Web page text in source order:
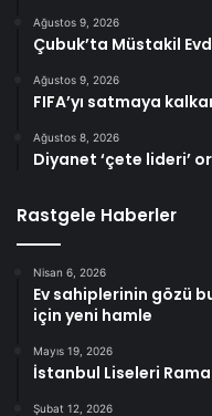
Ağustos 9, 2026
Çubuk’ta Müstakil
Ağustos 9, 2026
FIFA’yı satmaya
Ağustos 8, 2026
Diyanet ‘çete lideri’
Rastgele Haberler
Nisan 6, 2026
Ev sahiplerinin gözü
için yeni hamle
Mayıs 19, 2026
İstanbul Liseleri
Şubat 12, 2026